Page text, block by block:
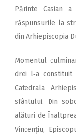
Părinte Casian
răspunsurile la
din Arhiepiscopia
Momentul
drei l‑a constituit
Catedrala
sfântului. Din
alături de
Vincențiu,